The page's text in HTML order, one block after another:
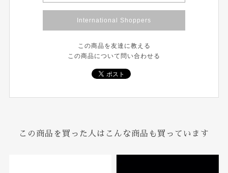
International Shoppers
この商品を友達に教える
この商品について問い合わせる
この商品を買った人はこんな商品も買っています